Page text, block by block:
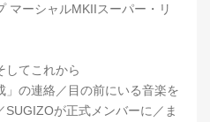
マーシャルMKIIスーパー・リ
てこれから
」の連絡／目の前にいる音楽を
が正式メンバーに／ま